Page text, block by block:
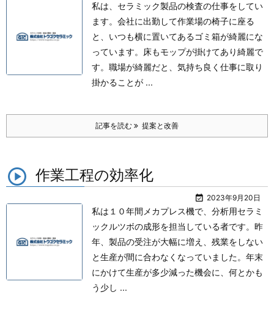
私は、セラミック製品の検査の仕事をしてい
ます。会社に出勤して作業場の椅子に座る
と、いつも横に置いてあるゴミ箱が綺麗にな
っています。床もモップが掛けてあり綺麗で
す。職場が綺麗だと、気持ち良く仕事に取り
掛かることが ...
記事を読む 提案と改善
作業工程の効率化
 2023年9月20日
私は１０年間メカプレス機で、分析用セラミ
ックルツボの成形を担当している者です。昨
年、製品の受注が大幅に増え、残業をしない
と生産が間に合わなくなっていました。年末
にかけて生産が多少減った機会に、何とかも
う少し ...